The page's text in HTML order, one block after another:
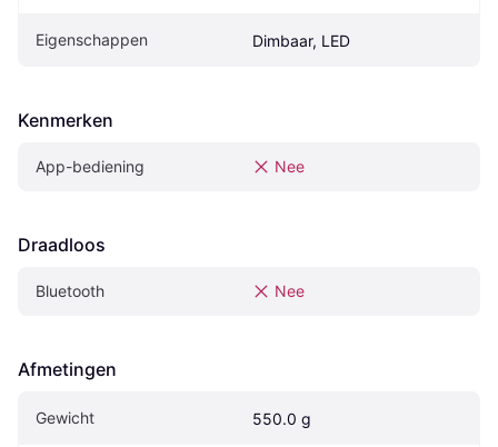
Eigenschappen Dimbaar, LED
Kenmerken
App-bediening Nee
Draadloos
Bluetooth Nee
Afmetingen
Gewicht 550.0 g